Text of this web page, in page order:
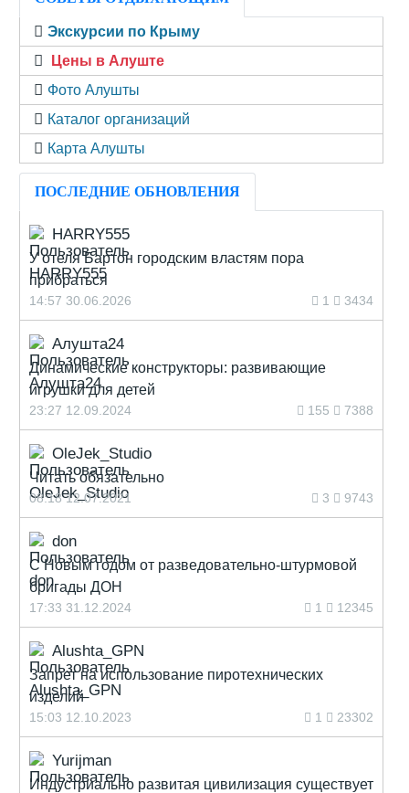
Экскурсии по Крыму
Цены в Алуште
Фото Алушты
Каталог организаций
Карта Алушты
ПОСЛЕДНИЕ ОБНОВЛЕНИЯ
HARRY555
У отеля Бартон городским властям пора
прибраться
14:57 30.06.2026 1 3434
Алушта24
Динамические конструкторы: развивающие
игрушки для детей
23:27 12.09.2024 155 7388
OleJek_Studio
Читать обязательно
08:18 12.07.2021 3 9743
don
С Новым годом от разведовательно-штурмовой
бригады ДОН
17:33 31.12.2024 1 12345
Alushta_GPN
Запрет на использование пиротехнических
изделий
15:03 12.10.2023 1 23302
Yurijman
Индустриально развитая цивилизация существует